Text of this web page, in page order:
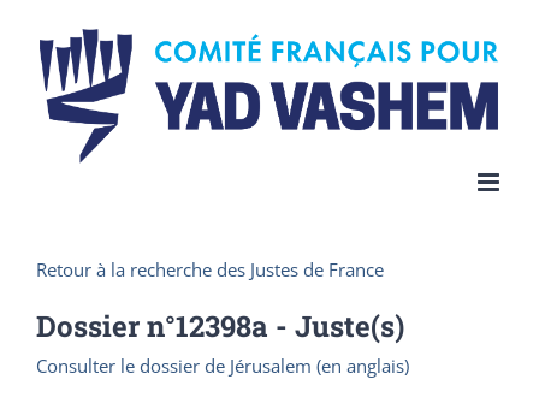
content
Retour à la recherche des Justes de France
Dossier n°12398a - Juste(s)
Consulter le dossier de Jérusalem (en anglais)